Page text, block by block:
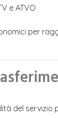
e ATVO
per
del